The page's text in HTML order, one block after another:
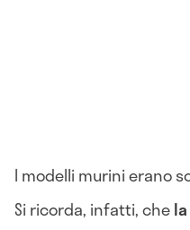
I modelli murini erano
Si ricorda, infatti, che